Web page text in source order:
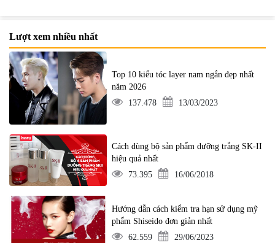
Lượt xem nhiều nhất
Top 10 kiểu tóc layer nam ngắn đẹp nhất
năm 2026
137.478
13/03/2023
Cách dùng bộ sản phẩm dưỡng trắng SK-II
hiệu quả nhất
73.395
16/06/2018
Hướng dẫn cách kiểm tra hạn sử dụng mỹ
phẩm Shiseido đơn giản nhất
62.559
29/06/2023